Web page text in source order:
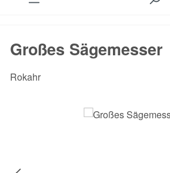
Großes Sägemesser
Rokahr
Bildergalerie überspringen